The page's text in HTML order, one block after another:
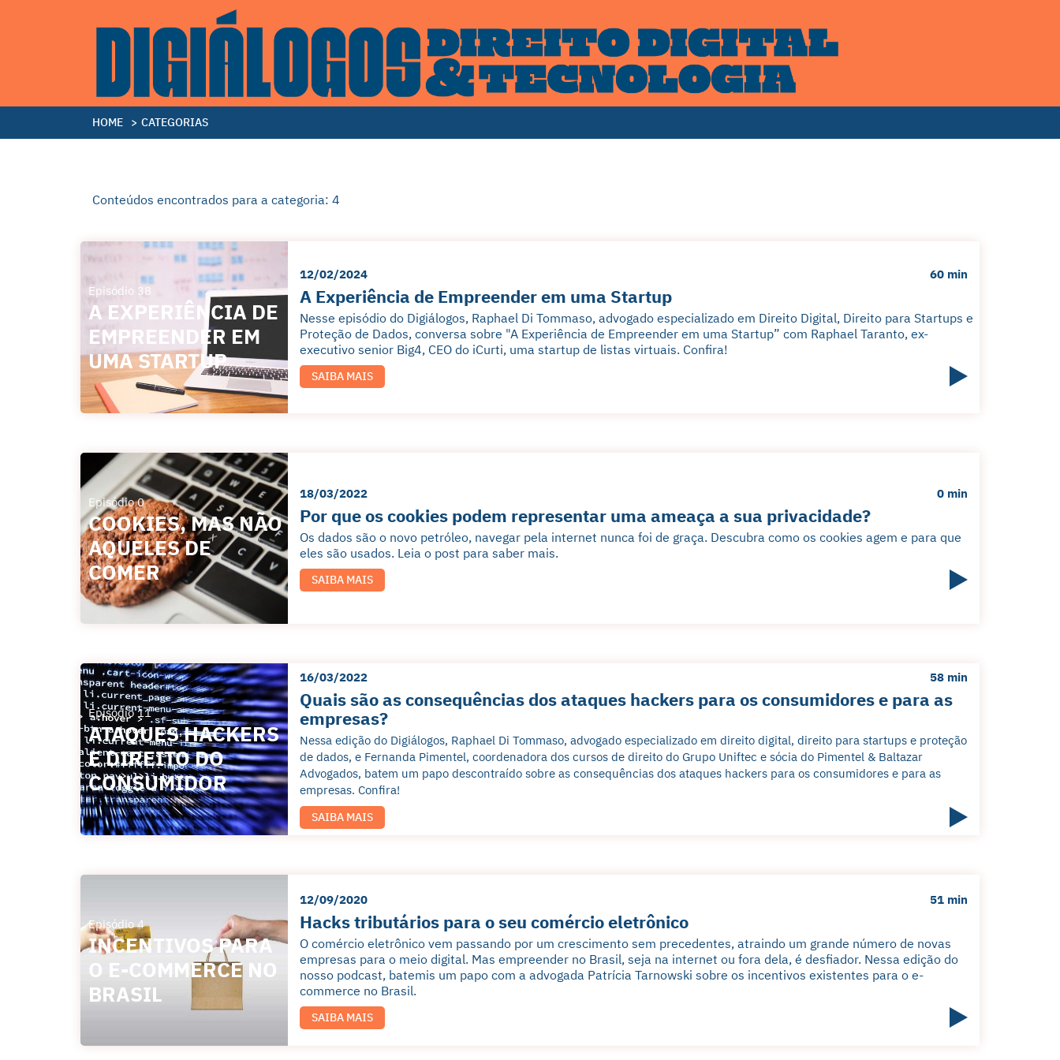
HOME > CATEGORIAS
Conteúdos encontrados para a categoria: 4
Episódio 38
A EXPERIÊNCIA DE
EMPREENDER EM
UMA STARTUP
12/02/2024 60 min
A Experiência de Empreender em uma Startup
Nesse episódio do Digiálogos, Raphael Di Tommaso, advogado especializado em Direito Digital, Direito para Startups e
Proteção de Dados, conversa sobre "A Experiência de Empreender em uma Startup” com Raphael Taranto, ex-
executivo senior Big4, CEO do iCurti, uma startup de listas virtuais. Confira!
SAIBA MAIS
Episódio 0
COOKIES, MAS NÃO
AQUELES DE
COMER
18/03/2022 0 min
Por que os cookies podem representar uma ameaça a sua privacidade?
Os dados são o novo petróleo, navegar pela internet nunca foi de graça. Descubra como os cookies agem e para que
eles são usados. Leia o post para saber mais.
SAIBA MAIS
Episódio 11
ATAQUES HACKERS
E DIREITO DO
CONSUMIDOR
16/03/2022 58 min
Quais são as consequências dos ataques hackers para os consumidores e para as
empresas?
Nessa edição do Digiálogos, Raphael Di Tommaso, advogado especializado em direito digital, direito para startups e proteção
de dados, e Fernanda Pimentel, coordenadora dos cursos de direito do Grupo Uniftec e sócia do Pimentel & Baltazar
Advogados, batem um papo descontraído sobre as consequências dos ataques hackers para os consumidores e para as
empresas. Confira!
SAIBA MAIS
Episódio 4
INCENTIVOS PARA
O E-COMMERCE NO
BRASIL
12/09/2020 51 min
Hacks tributários para o seu comércio eletrônico
O comércio eletrônico vem passando por um crescimento sem precedentes, atraindo um grande número de novas
empresas para o meio digital. Mas empreender no Brasil, seja na internet ou fora dela, é desfiador. Nessa edição do
nosso podcast, batemis um papo com a advogada Patrícia Tarnowski sobre os incentivos existentes para o e-
commerce no Brasil.
SAIBA MAIS